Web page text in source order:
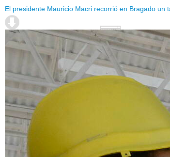
El presidente Mauricio Macri recorrió en Bragado